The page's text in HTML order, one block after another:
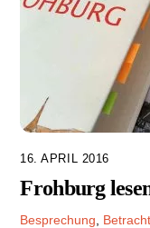
16. APRIL 2016
Frohburg
Besprechung